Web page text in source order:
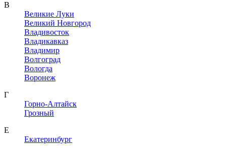
В
Великие Луки
Великий Новгород
Владивосток
Владикавказ
Владимир
Волгоград
Вологда
Воронеж
Г
Горно-Алтайск
Грозный
Е
Екатеринбург